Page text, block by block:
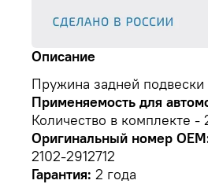
Описание
Пружина задней
Применяемость для
Количество в комплекте -
Оригинальный номер
2102-2912712
Гарантия: 2 года